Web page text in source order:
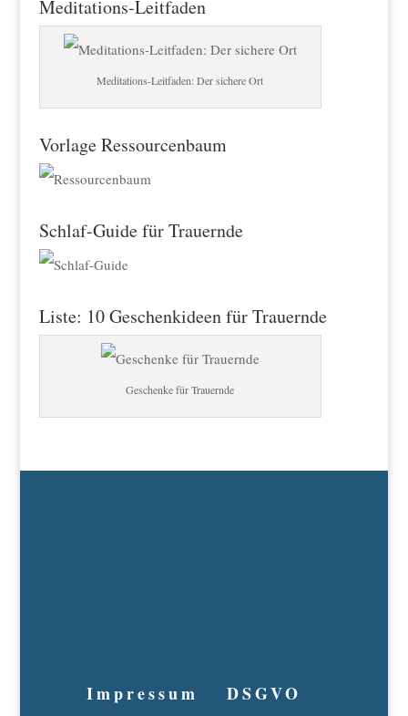
Meditations-Leitfaden
Meditations-Leitfaden: Der sichere Ort
Vorlage Ressourcenbaum
Schlaf-Guide für Trauernde
Liste: 10 Geschenkideen für Trauernde
Geschenke für Trauernde
Impressum
DSGVO